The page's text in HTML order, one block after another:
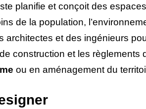
planifie et conçoit des
de la population,
architectes et des ingénieurs
construction et les règlements
ou en aménagement du